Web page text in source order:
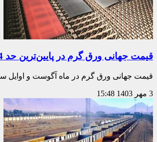
قیمت جهانی ورق گرم در پایین‌ترین حد 4 سال اخیر
قیمت جهانی ورق گرم در ماه آگوست و اوایل
3 مهر 1403 15:48